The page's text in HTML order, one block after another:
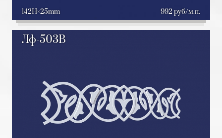
142H 25mm 992 руб/м.п.
Лф-503В